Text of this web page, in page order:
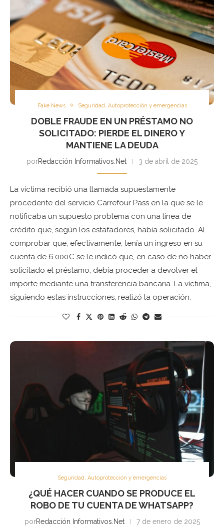
Fake News Seguridad, Autoprotección y emergencias
DOBLE FRAUDE EN UN PRÉSTAMO NO
SOLICITADO: PIERDE EL DINERO Y
MANTIENE LA DEUDA
porRedacción Informativos.Net 3 de abril de 2025
La víctima recibió una llamada supuestamente
procedente del servicio Carrefour Pass en la que se le
notificaba un supuesto problema con una línea de
crédito que, según los estafadores, había solicitado. Al
comprobar que, efectivamente, tenía un ingreso en su
cuenta de 6.000€ se le indicó que, en caso de no haber
solicitado el préstamo, debía proceder a devolver el
importe mediante una transferencia bancaria. La víctima,
siguiendo estas instrucciones, realizó la operación.
Seguridad, Autoprotección y emergencias
¿QUÉ HACER CUANDO SE PRODUCE EL
ROBO DE TU CUENTA DE WHATSAPP?
porRedacción Informativos.Net 7 de enero de 2025